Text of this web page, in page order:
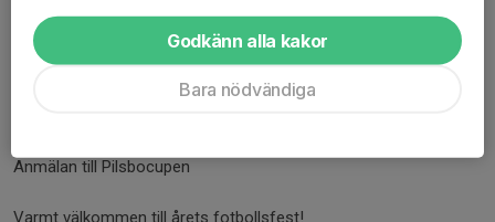
Födda 2018& 2019 spelar 5-mot-5
Yngsta gruppen födda 2019 spelar antingen lördag eller söndag
och anmälningsavgiften är 0 kr.
Anmälan till Pilsbocupen
Varmt välkommen till årets fotbollsfest!
Godkänn alla kakor
Bara nödvändiga